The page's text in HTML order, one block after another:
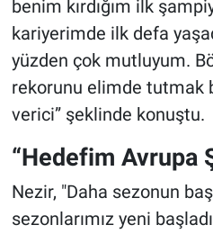
benim kırdığım ilk
kariyerimde ilk defa
yüzden çok mutluyum.
rekorunu elimde tutmak
verici” şeklinde konuştu.
“Hedefim Avrupa
Nezir, "Daha sezonun
sezonlarımız yeni